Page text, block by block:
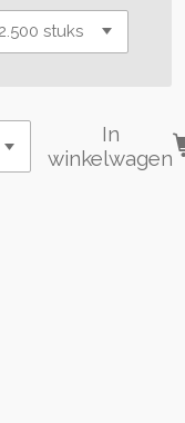
In
winkelwagen